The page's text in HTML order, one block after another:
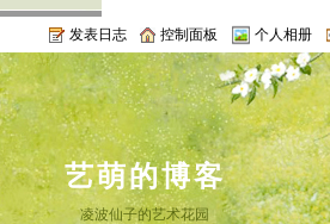
发表日志 控制面板 个人相册
艺萌的博客
凌波仙子的艺术花园